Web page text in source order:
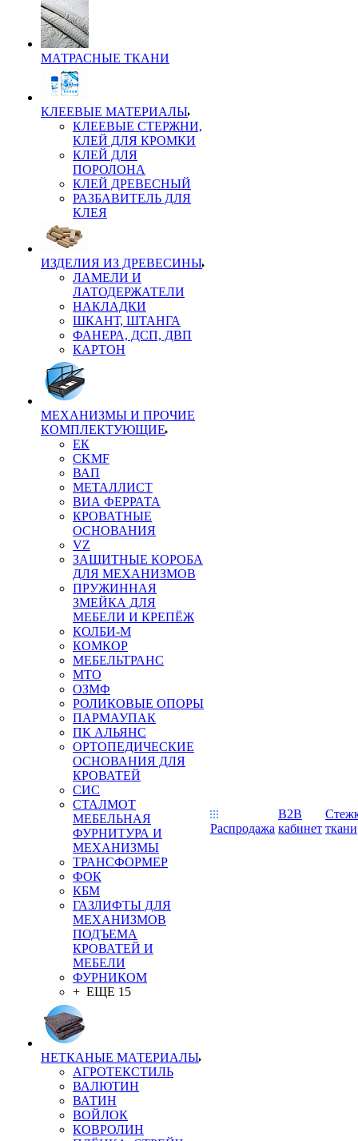
МАТРАСНЫЕ ТКАНИ
КЛЕЕВЫЕ МАТЕРИАЛЫ
КЛЕЕВЫЕ СТЕРЖНИ,
КЛЕЙ ДЛЯ КРОМКИ
КЛЕЙ ДЛЯ
ПОРОЛОНА
КЛЕЙ ДРЕВЕСНЫЙ
РАЗБАВИТЕЛЬ ДЛЯ
КЛЕЯ
ИЗДЕЛИЯ ИЗ ДРЕВЕСИНЫ
ЛАМЕЛИ И
ЛАТОДЕРЖАТЕЛИ
НАКЛАДКИ
ШКАНТ, ШТАНГА
ФАНЕРА, ДСП, ДВП
КАРТОН
МЕХАНИЗМЫ И ПРОЧИЕ
КОМПЛЕКТУЮЩИЕ
ЕК
CKMF
ВАП
МЕТАЛЛИСТ
ВИА ФЕРРАТА
КРОВАТНЫЕ
ОСНОВАНИЯ
VZ
ЗАЩИТНЫЕ КОРОБА
ДЛЯ МЕХАНИЗМОВ
ПРУЖИННАЯ
ЗМЕЙКА ДЛЯ
МЕБЕЛИ И КРЕПЁЖ
КОЛБИ-М
КОМКОР
МЕБЕЛЬТРАНС
MTO
ОЗМФ
РОЛИКОВЫЕ ОПОРЫ
ПАРМАУПАК
ПК АЛЬЯНС
ОРТОПЕДИЧЕСКИЕ
ОСНОВАНИЯ ДЛЯ
КРОВАТЕЙ
СИС
СТАЛМОТ
МЕБЕЛЬНАЯ
ФУРНИТУРА И
МЕХАНИЗМЫ
ТРАНСФОРМЕР
ФОК
КБМ
ГАЗЛИФТЫ ДЛЯ
МЕХАНИЗМОВ
ПОДЪЕМА
КРОВАТЕЙ И
МЕБЕЛИ
ФУРНИКОМ
+ ЕЩЕ 15
НЕТКАНЫЕ МАТЕРИАЛЫ
АГРОТЕКСТИЛЬ
ВАЛЮТИН
ВАТИН
ВОЙЛОК
КОВРОЛИН
Распродажа
B2B
кабинет ткани